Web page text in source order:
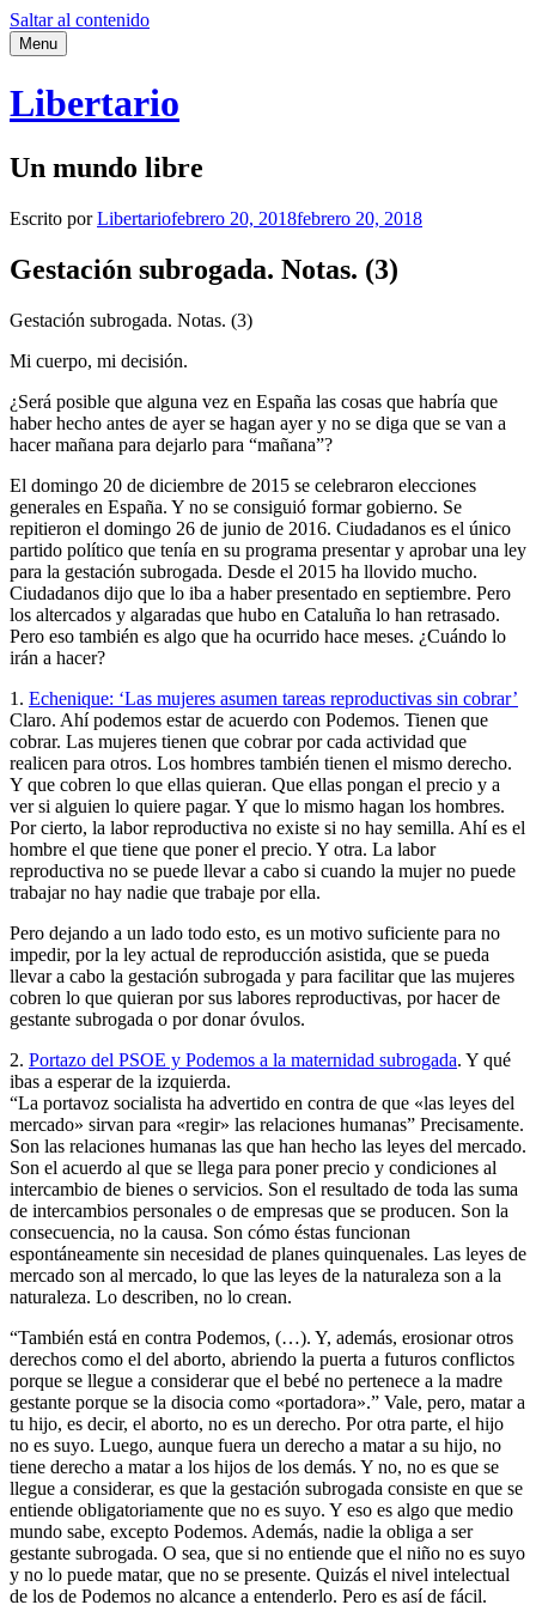
Saltar al contenido
Menu
Libertario
Un mundo libre
Escrito porLibertariofebrero 20, 2018febrero 20, 2018
Gestación subrogada. Notas. (3)
Gestación subrogada. Notas. (3)
Mi cuerpo, mi decisión.
¿Será posible que alguna vez en España las cosas que habría que
haber hecho antes de ayer se hagan ayer y no se diga que se van a
hacer mañana para dejarlo para “mañana”?
El domingo 20 de diciembre de 2015 se celebraron elecciones
generales en España. Y no se consiguió formar gobierno. Se
repitieron el domingo 26 de junio de 2016. Ciudadanos es el único
partido político que tenía en su programa presentar y aprobar una ley
para la gestación subrogada. Desde el 2015 ha llovido mucho.
Ciudadanos dijo que lo iba a haber presentado en septiembre. Pero
los altercados y algaradas que hubo en Cataluña lo han retrasado.
Pero eso también es algo que ha ocurrido hace meses. ¿Cuándo lo
irán a hacer?
1. Echenique: ‘Las mujeres asumen tareas reproductivas sin cobrar’
Claro. Ahí podemos estar de acuerdo con Podemos. Tienen que
cobrar. Las mujeres tienen que cobrar por cada actividad que
realicen para otros. Los hombres también tienen el mismo derecho.
Y que cobren lo que ellas quieran. Que ellas pongan el precio y a
ver si alguien lo quiere pagar. Y que lo mismo hagan los hombres.
Por cierto, la labor reproductiva no existe si no hay semilla. Ahí es el
hombre el que tiene que poner el precio. Y otra. La labor
reproductiva no se puede llevar a cabo si cuando la mujer no puede
trabajar no hay nadie que trabaje por ella.
Pero dejando a un lado todo esto, es un motivo suficiente para no
impedir, por la ley actual de reproducción asistida, que se pueda
llevar a cabo la gestación subrogada y para facilitar que las mujeres
cobren lo que quieran por sus labores reproductivas, por hacer de
gestante subrogada o por donar óvulos.
2. Portazo del PSOE y Podemos a la maternidad subrogada. Y qué
ibas a esperar de la izquierda.
“La portavoz socialista ha advertido en contra de que «las leyes del
mercado» sirvan para «regir» las relaciones humanas” Precisamente.
Son las relaciones humanas las que han hecho las leyes del mercado.
Son el acuerdo al que se llega para poner precio y condiciones al
intercambio de bienes o servicios. Son el resultado de toda las suma
de intercambios personales o de empresas que se producen. Son la
consecuencia, no la causa. Son cómo éstas funcionan
espontáneamente sin necesidad de planes quinquenales. Las leyes de
mercado son al mercado, lo que las leyes de la naturaleza son a la
naturaleza. Lo describen, no lo crean.
“También está en contra Podemos, (…). Y, además, erosionar otros
derechos como el del aborto, abriendo la puerta a futuros conflictos
porque se llegue a considerar que el bebé no pertenece a la madre
gestante porque se la disocia como «portadora».” Vale, pero, matar a
tu hijo, es decir, el aborto, no es un derecho. Por otra parte, el hijo
no es suyo. Luego, aunque fuera un derecho a matar a su hijo, no
tiene derecho a matar a los hijos de los demás. Y no, no es que se
llegue a considerar, es que la gestación subrogada consiste en que se
entiende obligatoriamente que no es suyo. Y eso es algo que medio
mundo sabe, excepto Podemos. Además, nadie la obliga a ser
gestante subrogada. O sea, que si no entiende que el niño no es suyo
y no lo puede matar, que no se presente. Quizás el nivel intelectual
de los de Podemos no alcance a entenderlo. Pero es así de fácil.